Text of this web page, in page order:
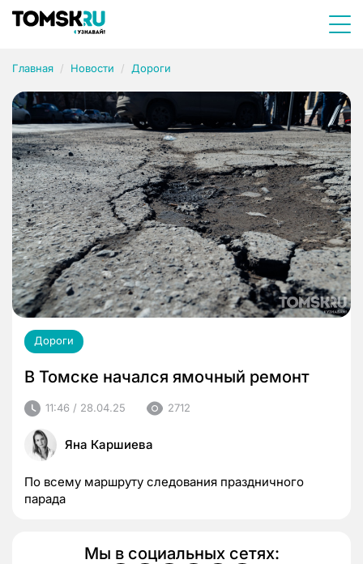
Главная Новости Дороги
Дороги
В Томске начался ямочный ремонт
11:46 / 28.04.25 2712
Яна Каршиева
По всему маршруту следования праздничного
парада
Мы в социальных сетях: